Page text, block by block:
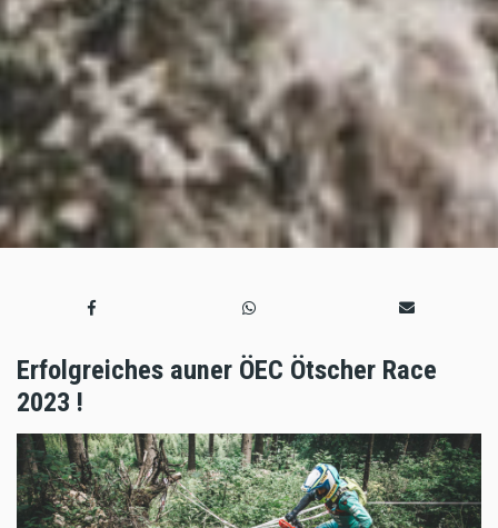
Erfolgreiches auner ÖEC Ötscher Race
2023 !